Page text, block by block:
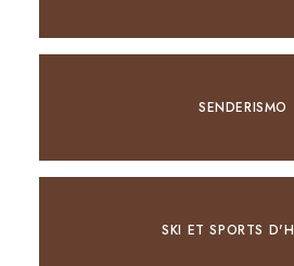
SENDERISMO
SKI ET SPORTS